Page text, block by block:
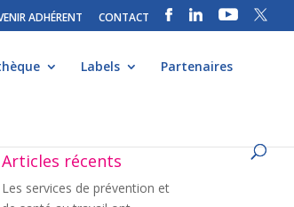
ADHÉRENT CONTACT
Labels Partenaires
Articles récents
Les services de prévention et